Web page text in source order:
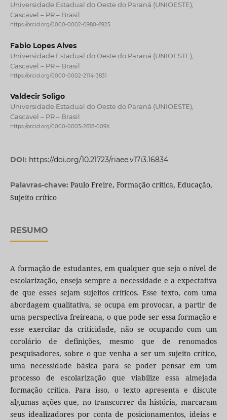
Universidade Estadual do Oeste do Paraná (UNIOESTE),
Cascavel – PR – Brasil
https://orcid.org/0000-0002-0980-8925
Fabio Lopes Alves
Universidade Estadual do Oeste do Paraná (UNIOESTE),
Cascavel – PR – Brasil
https://orcid.org/0000-0002-2114-3831
Valdecir Soligo
Universidade Estadual do Oeste do Paraná (UNIOESTE),
Cascavel – PR – Brasil
https://orcid.org/0000-0003-2618-009X
DOI: https://doi.org/10.21723/riaee.v17i3.16834
Palavras-chave: Paulo Freire, Formação crítica, Educação,
Sujeito crítico
RESUMO
A formação de estudantes, em qualquer que seja o nível de
escolarização, enseja sempre a necessidade e a expectativa
de que esses sejam sujeitos críticos. Esse texto, com uma
abordagem qualitativa, se ocupa em provocar, a partir de
uma perspectiva freireana, o que pode ser essa formação e
esse exercitar da criticidade, não se ocupando com um
corolário de definições, mesmo que de renomados
pesquisadores, sobre o que venha a ser um sujeito crítico,
uma necessidade básica para se poder pensar em um
processo de escolarização que viabilize essa almejada
formação crítica. Para isso, o texto apresenta e discute
algumas ações que, no transcorrer da história, marcaram
seus idealizadores por conta de posicionamentos, ideias e